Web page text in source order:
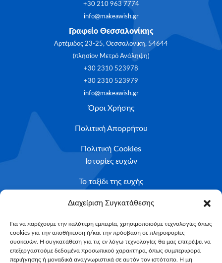
Διαχείριση Συγκατάθεσης
Για να παρέχουμε την καλύτερη εμπειρία, χρησιμοποιούμε τεχνολογίες όπως
cookies για την αποθήκευση ή/και την πρόσβαση σε πληροφορίες
συσκευών. Η συγκατάθεση για τις εν λόγω τεχνολογίες θα μας επιτρέψει να
επεξεργαστούμε δεδομένα προσωπικού χαρακτήρα, όπως συμπεριφορά
περιήγησης ή μοναδικά αναγνωριστικά σε αυτόν τον ιστότοπο. Η μη
+30 210 963 7774
info@makeawish.gr
Γραφείο Θεσσαλονίκης
Αρτέμιδος 23-25, Θεσσαλονίκη, 54644
(πλησίον Μετρό Ανάληψη)
+30 2310 523978
+30 2310 523979
info@makeawish.gr
Όροι Χρήσης
Πολιτική Απορρήτου
Πολιτική Cookies
Ιστορίες ευχών
Το ταξίδι της ευχής
Κριτήρια Καταλληλότητας
Υποβολή Αιτήματος
NEWSLETTER
Email*